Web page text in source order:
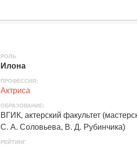
РОЛЬ
Илона
ПРОФЕССИЯ:
Актриса
ОБРАЗОВАНИЕ:
ВГИК, актерский факультет
С. А. Соловьева, В. Д. Рубинчика)
РЕЙТИНГ